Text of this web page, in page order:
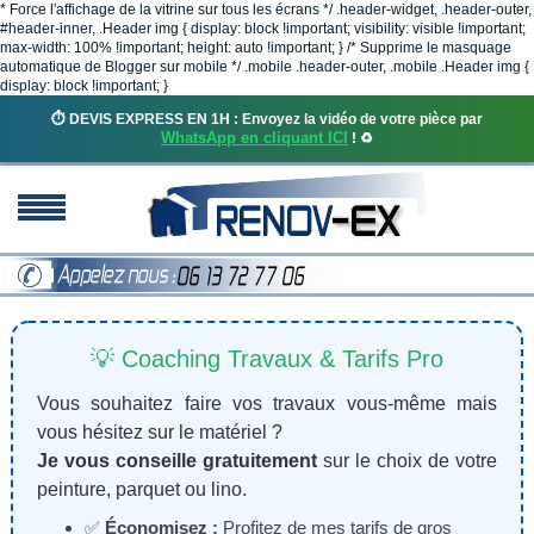
* Force l'affichage de la vitrine sur tous les écrans */ .header-widget, .header-outer,
#header-inner, .Header img { display: block !important; visibility: visible !important;
max-width: 100% !important; height: auto !important; } /* Supprime le masquage
automatique de Blogger sur mobile */ .mobile .header-outer, .mobile .Header img {
display: block !important; }
⏱️ DEVIS EXPRESS EN 1H : Envoyez la vidéo de votre pièce par
WhatsApp en cliquant ICI ! ♻️
💡 Coaching Travaux & Tarifs Pro
Vous souhaitez faire vos travaux vous-même mais
vous hésitez sur le matériel ?
Je vous conseille gratuitementsur le choix de votre
peinture, parquet ou lino.
✅ Économisez : Profitez de mes tarifs de gros